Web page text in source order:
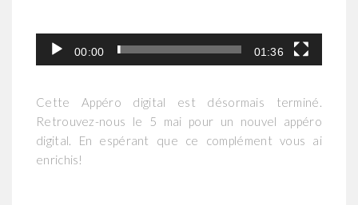
00:00 01:36
Cette Appéro digital est désormais terminé.
Retrouvez-nous le 5 mai pour un nouvel appéro
digital. En espérant que ce complément vous ai
enrichis!